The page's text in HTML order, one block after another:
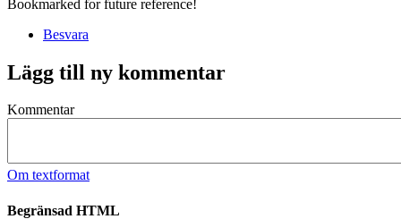
Bookmarked for future reference!
Besvara
Lägg till ny kommentar
Kommentar
Om textformat
Begränsad HTML